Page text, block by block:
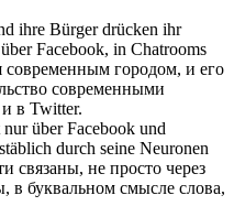
ihre Bürger drücken ihr
über Facebook, in Chatrooms
современным городом, и его
современными
и в Twitter.
nurüber Facebook und
durch seine Neuronen
связаны, не просто через
в буквальном смысле слова,